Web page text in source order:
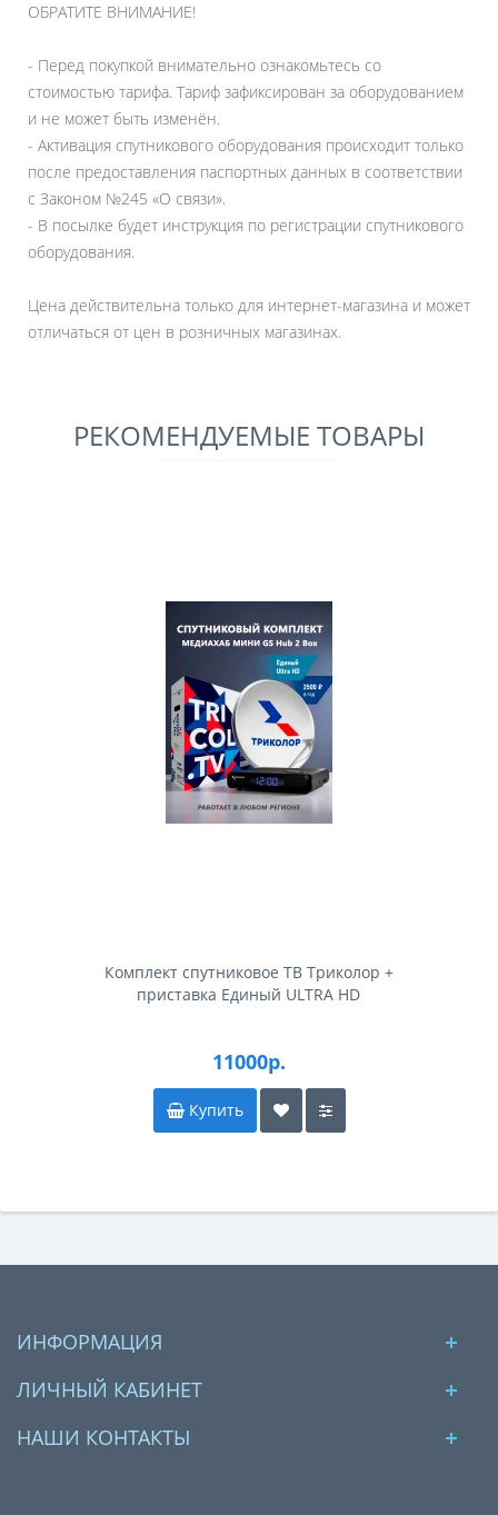
ОБРАТИТЕ ВНИМАНИЕ!
- Перед покупкой внимательно ознакомьтесь со
стоимостью тарифа. Тариф зафиксирован за оборудованием
и не может быть изменён.
- Активация спутникового оборудования происходит только
после предоставления паспортных данных в соответствии
с Законом №245 «О связи».
- В посылке будет инструкция по регистрации спутникового
оборудования.
Цена действительна только для интернет-магазина и может
отличаться от цен в розничных магазинах.
РЕКОМЕНДУЕМЫЕ ТОВАРЫ
Комплект спутниковое ТВ Триколор +
приставка Единый ULTRA HD
11000р.
Купить
ИНФОРМАЦИЯ
ЛИЧНЫЙ КАБИНЕТ
НАШИ КОНТАКТЫ